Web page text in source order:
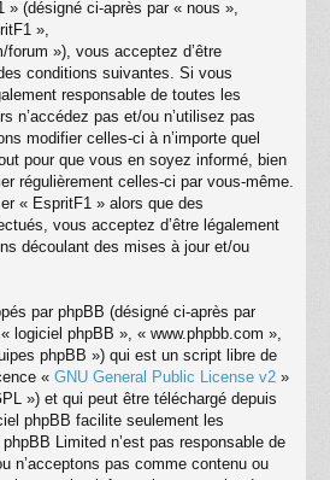
» (désigné ci-après par « nous »,
»,
»), vous acceptez d’être
conditions suivantes. Si vous
responsable de toutes les
n’accédez pas et/ou n’utilisez pas
modifier celles-ci à n’importe quel
pour que vous en soyez informé, bien
régulièrement celles-ci par vous-même.
« EspritF1 » alors que des
vous acceptez d’être légalement
découlant des mises à jour et/ou
par phpBB (désigné ci-après par
logiciel phpBB », « www.phpbb.com »,
phpBB ») qui est un script libre de
« GNU General Public License v2 »
») et qui peut être téléchargé depuis
phpBB facilite seulement les
Limited n’est pas responsable de
n’acceptons pas comme contenu ou